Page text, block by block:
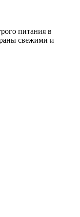
питания в
свежими и